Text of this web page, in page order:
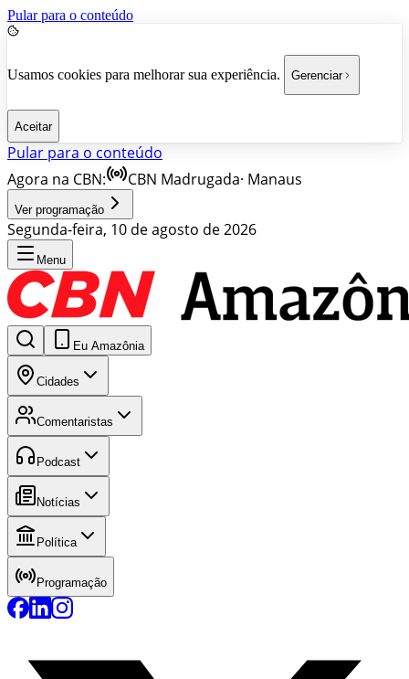
Pular para o conteúdo
Usamos cookies para melhorar sua experiência. Gerenciar
Aceitar
Pular para o conteúdo
Agora na CBN:
CBN Madrugada· Manaus
Ver programação
Segunda-feira, 10 de agosto de 2026
Menu
Eu Amazônia
Cidades
Comentaristas
Podcast
Notícias
Política
Programação